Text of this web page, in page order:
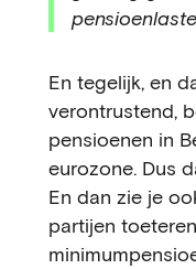
En tegelijk, en
verontrustend,
pensioenen in
eurozone. Dus
En dan zie je
partijen